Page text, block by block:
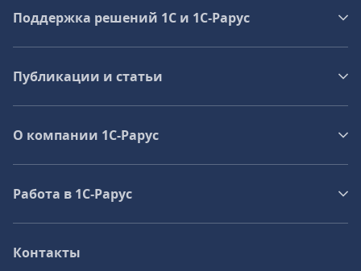
Поддержка решений 1С и 1С‑Рарус
Публикации и статьи
О компании 1C-Рарус
Работа в 1С‑Рарус
Контакты